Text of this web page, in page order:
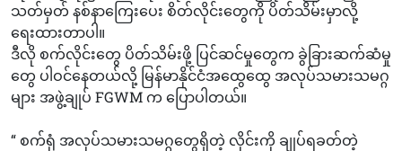
သတ်မှတ် နစ်နာကြေးပေး စိတ်လိုင်းတွေကို ပိတ်သိမ်းမှာလို့
ရေးထားတာပါ။
ဒီလို စက်လိုင်းတွေ ပိတ်သိမ်းဖို့ ပြင်ဆင်မှုတွေက ခွဲခြားဆက်ဆံမှု
တွေ ပါဝင်နေတယ်လို့ မြန်မာနိုင်ငံအထွေထွေ အလုပ်သမားသမဂ္ဂ
များ အဖွဲ့ချုပ် FGWM က ပြောပါတယ်။
“ စက်ရုံ အလုပ်သမားသမဂ္ဂတွေရှိတဲ့ လိုင်းကို ချုပ်ရခတ်တဲ့